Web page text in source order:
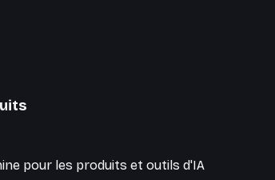
pour les produits et outils d'IA